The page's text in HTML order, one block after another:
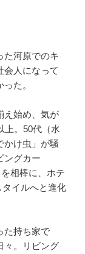
た河原でのキ
会人になって
た。
え始め、気が
上。50代（水
かけ虫」が騒
ングカー
を相棒に、ホテ
イルへと進化
た持ち家で
々。リビング